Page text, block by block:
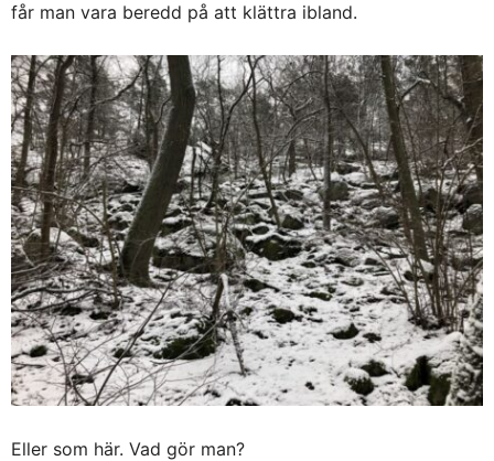
får man vara beredd på att klättra ibland.
Eller som här. Vad gör man?